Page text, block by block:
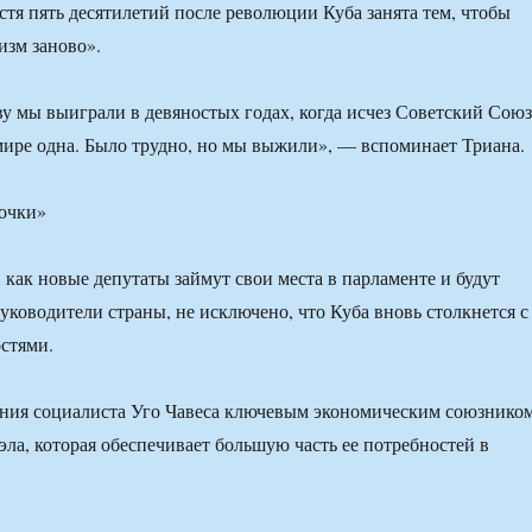
пять десятилетий после революции Куба занята тем, чтобы
заново».
мы выиграли в девяностых годах, когда исчез Советский Союз
одна. Было трудно, но мы выжили», — вспоминает Триана.
новые депутаты займут свои места в парламенте и будут
страны, не исключено, что Куба вновь столкнется с
социалиста Уго Чавеса ключевым экономическим
которая обеспечивает большую часть ее потребностей в